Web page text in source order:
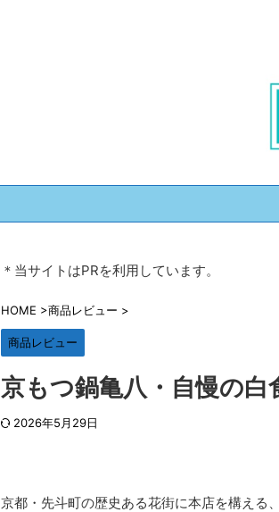
＊当サイトはPRを利用しています。
HOME >商品レビュー >
商品レビュー
京もつ鍋亀八・自慢の白
2026年5月29日
京都・先斗町の歴史ある花街に本店を構える